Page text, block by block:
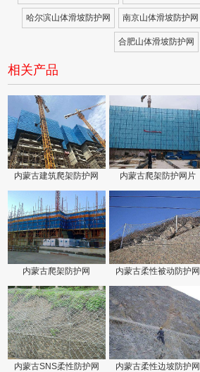
哈尔滨山体滑坡防护网 南京山体滑坡防护网
合肥山体滑坡防护网
相关产品
内蒙古建筑爬架防护网 内蒙古爬架防护网片
内蒙古爬架防护网 内蒙古柔性被动防护网
内蒙古SNS柔性防护网 内蒙古柔性边坡防护网